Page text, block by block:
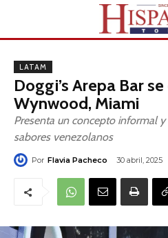
LATAM
Doggi’s Arepa Bar
Wynwood, Miami
Presenta un concepto informal
sabores venezolanos
Por Flavia Pacheco 30 abril, 2025